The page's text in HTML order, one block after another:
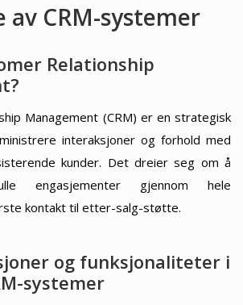
av CRM-systemer
Relationship
Management (CRM) er en strategisk
interaksjoner og forhold med
kunder. Det dreier seg om å
engasjementer gjennom hele
kontakt til etter-salg-støtte.
og funksjonaliteter i
systemer